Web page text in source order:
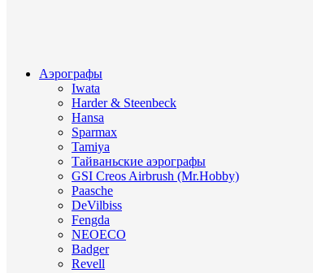
Аэрографы
Iwata
Harder & Steenbeck
Hansa
Sparmax
Tamiya
Тайваньские аэрографы
GSI Creos Airbrush (Mr.Hobby)
Paasche
DeVilbiss
Fengda
NEOECO
Badger
Revell